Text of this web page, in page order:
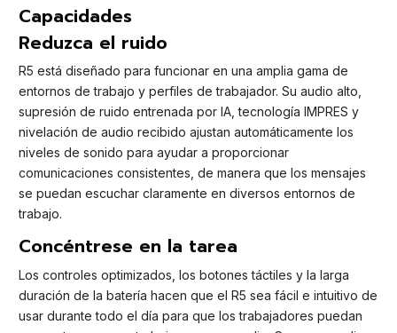
Capacidades
Reduzca el ruido
R5 está diseñado para funcionar en una amplia gama de
entornos de trabajo y perfiles de trabajador. Su audio alto,
supresión de ruido entrenada por IA, tecnología IMPRES y
nivelación de audio recibido ajustan automáticamente los
niveles de sonido para ayudar a proporcionar
comunicaciones consistentes, de manera que los mensajes
se puedan escuchar claramente en diversos entornos de
trabajo.
Concéntrese en la tarea
Los controles optimizados, los botones táctiles y la larga
duración de la batería hacen que el R5 sea fácil e intuitivo de
usar durante todo el día para que los trabajadores puedan